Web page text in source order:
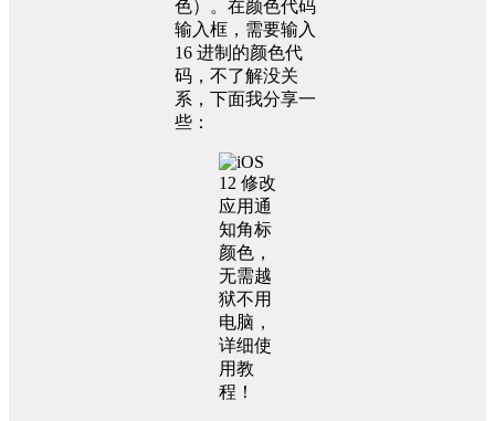
色）。在颜色代码
输入框，需要输入
16 进制的颜色代
码，不了解没关
系，下面我分享一
些：